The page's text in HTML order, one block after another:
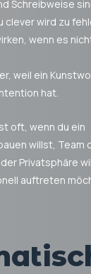
Schreibweise
clever wird zu
wenn es
weil ein
hat.
oft, wenn du ein
willst, Team
Privatsphäre
auftreten